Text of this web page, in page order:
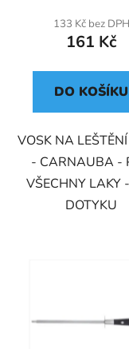
133 Kč bez DPH
161 Kč
DO KOŠÍKU
VOSK NA
- CARNAUBA -
VŠECHNY LAKY
DOTYKU